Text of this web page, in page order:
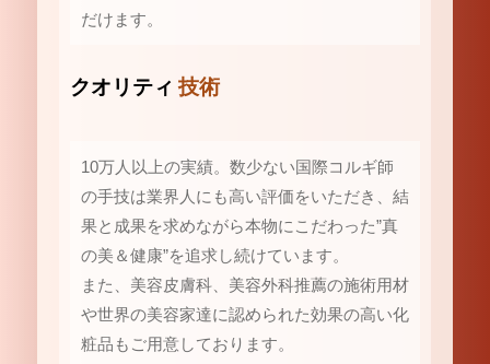
だけます。
クオリティ 技術
10万人以上の実績。数少ない国際コルギ師
の手技は業界人にも高い評価をいただき、結
果と成果を求めながら本物にこだわった”真
の美＆健康”を追求し続けています。
また、美容皮膚科、美容外科推薦の施術用材
や世界の美容家達に認められた効果の高い化
粧品もご用意しております。